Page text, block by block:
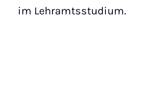
im Lehramtsstudium.